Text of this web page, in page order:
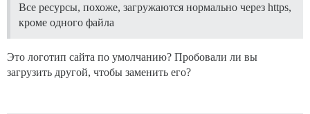
Все ресурсы, похоже, загружаются нормально через https,
кроме одного файла
Это логотип сайта по умолчанию? Пробовали ли вы
загрузить другой, чтобы заменить его?